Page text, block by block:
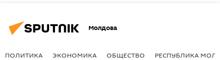
Молдова
ПОЛИТИКА ЭКОНОМИКА ОБЩЕСТВО РЕСПУБЛИКА